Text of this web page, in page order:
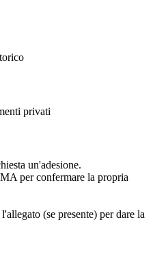
privati
un'adesione.
per confermare la propria
(se presente) per dare la